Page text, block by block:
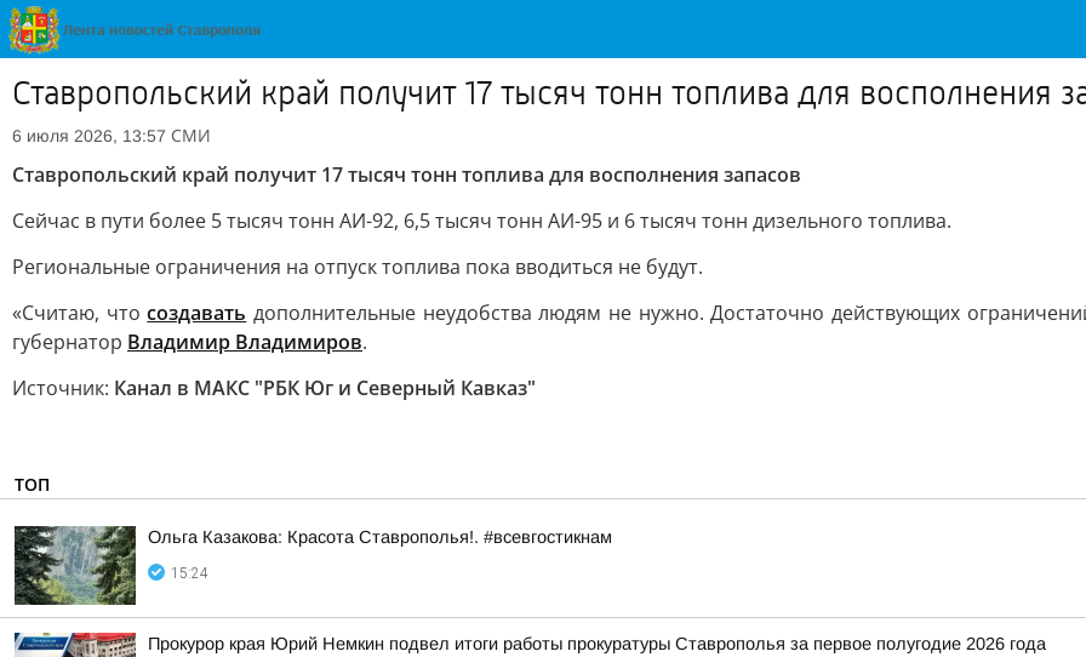
Ставропольский край получит 17 тысяч тонн топлива для восполнения
6 июля 2026, 13:57 СМИ
Ставропольский край получит 17 тысяч тонн топлива для восполнения запасов
Сейчас в пути более 5 тысяч тонн АИ-92, 6,5 тысяч тонн АИ-95 и 6 тысяч тонн дизельного топлива.
Региональные ограничения на отпуск топлива пока вводиться не будут.
«Считаю, чтосоздавать дополнительные неудобства людям не нужно. Достаточно действующих
губернатор Владимир Владимиров.
Источник: Канал в МАКС "РБК Юг и Северный Кавказ"
ТОП
Ольга Казакова: Красота Ставрополья!. #всевгостикнам
15:24
Прокурор края Юрий Немкин подвел итоги работы прокуратуры Ставрополья за первое полугодие 2026 года